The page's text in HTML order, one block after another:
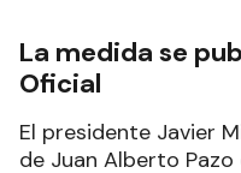
La medida se
Oficial
El presidente Javier
de Juan Alberto